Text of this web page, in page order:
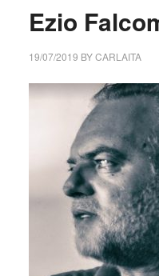
Ezio
19/07/2019 BYCARLAITA